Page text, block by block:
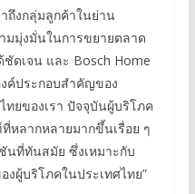
ถึงกลุ่มลูกค้าในย่าน
มมุ่งมั่นในการขยายตลาด
ชัดเจน และ Bosch Home
ค์ประกอบสำคัญของ
ทยของเรา ปัจจุบันผู้บริโภค
หลากหลายมากขึ้นเรื่อย ๆ
นที่ทันสมัย ซึ่งเหมาะกับ
งผู้บริโภคในประเทศไทย”